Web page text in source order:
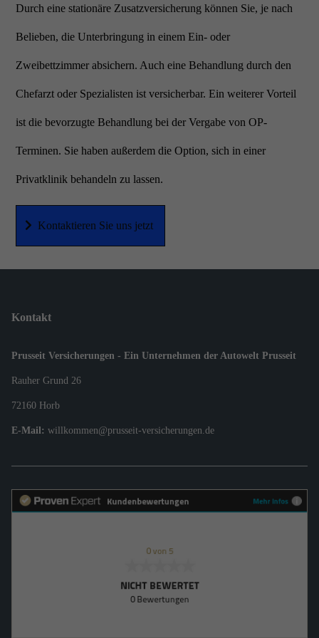
Durch eine stationäre Zusatzversicherung können Sie, je nach
Belieben, die Unterbringung in einem Ein- oder
Zweibettzimmer absichern. Auch eine Behandlung durch den
Chefarzt oder Spezialisten ist versicherbar. Ein weiterer Vorteil
ist die bevorzugte Behandlung bei der Vergabe von OP-
Terminen. Sie haben außerdem die Option, sich in einer
Privatklinik behandeln zu lassen.
Kontaktieren Sie uns jetzt
Kontakt
Prusseit Versicherungen - Ein Unternehmen der Autowelt Prusseit
Rauher Grund 26
72160 Horb
E-Mail: willkommen@prusseit-versicherungen.de